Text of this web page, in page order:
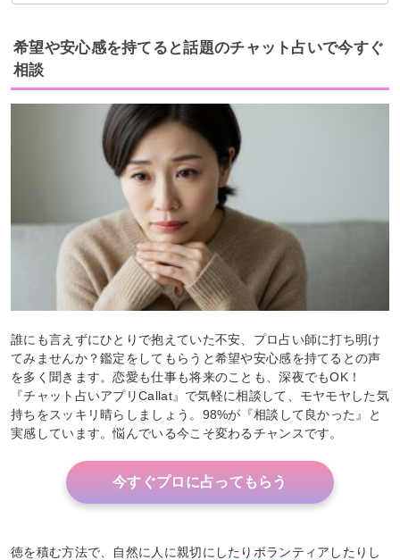
希望や安心感を持てると話題のチャット占いで今すぐ
相談
誰にも言えずにひとりで抱えていた不安、プロ占い師に打ち明け
てみませんか？鑑定をしてもらうと希望や安心感を持てるとの声
を多く聞きます。恋愛も仕事も将来のことも、深夜でもOK！
『チャット占いアプリCallat』で気軽に相談して、モヤモヤした気
持ちをスッキリ晴らしましょう。98%が『相談して良かった』と
実感しています。悩んでいる今こそ変わるチャンスです。
今すぐプロに占ってもらう
徳を積む方法で、自然に人に親切にしたりボランティアしたりし